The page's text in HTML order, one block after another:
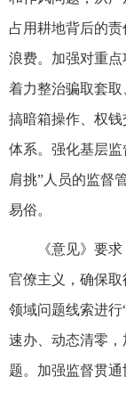
占用耕地背后的
浪费。加强对重点
着力整治骗取套
搞暗箱操作、权
体系。强化基层
肩挑”人员的监督
易俗。
《意见》要
官僚主义，确保
领域问题线索进行
速办、动态清零
题。加强监督贯